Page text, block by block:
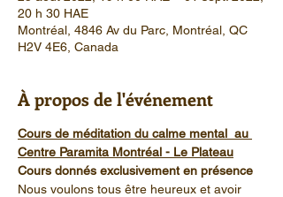
20 h 30 HAE
Montréal, 4846 Av du Parc, Montréal, QC
H2V 4E6, Canada
À propos de l'événement
Cours de méditation du calme mental  au
Centre Paramita Montréal - Le Plateau
Cours donnés exclusivement en présence
Nous voulons tous être heureux et avoir